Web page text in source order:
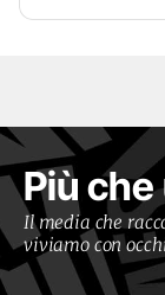
Più
Il media che
viviamo con